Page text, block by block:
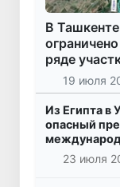
В
ряде
19 июля
Из Египта в
опасный
23 июля